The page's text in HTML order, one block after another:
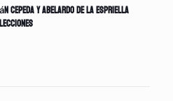
Cepeda y Abelardo de la Espriella